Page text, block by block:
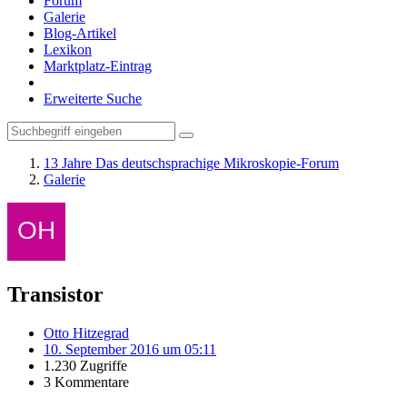
Galerie
Blog-Artikel
Lexikon
Marktplatz-Eintrag
Erweiterte Suche
13 Jahre Das deutschsprachige Mikroskopie-Forum
Galerie
Transistor
Otto Hitzegrad
10. September 2016 um 05:11
1.230 Zugriffe
3 Kommentare